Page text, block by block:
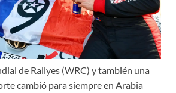
de Rallyes (WRC) y también una
cambió para siempre en Arabia